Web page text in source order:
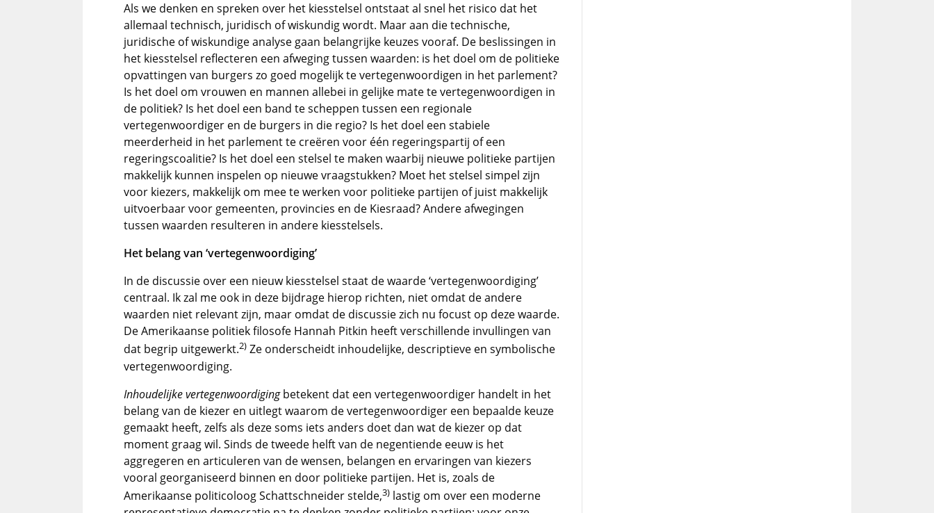
Als we denken en spreken over het kiesstelsel ontstaat al snel het risico dat het
allemaal technisch, juridisch of wiskundig wordt. Maar aan die technische,
juridische of wiskundige analyse gaan belangrijke keuzes vooraf. De beslissingen in
het kiesstelsel reflecteren een afweging tussen waarden: is het doel om de politieke
opvattingen van burgers zo goed mogelijk te vertegenwoordigen in het parlement?
Is het doel om vrouwen en mannen allebei in gelijke mate te vertegenwoordigen in
de politiek? Is het doel een band te scheppen tussen een regionale
vertegenwoordiger en de burgers in die regio? Is het doel een stabiele
meerderheid in het parlement te creëren voor één regeringspartij of een
regeringscoalitie? Is het doel een stelsel te maken waarbij nieuwe politieke partijen
makkelijk kunnen inspelen op nieuwe vraagstukken? Moet het stelsel simpel zijn
voor kiezers, makkelijk om mee te werken voor politieke partijen of juist makkelijk
uitvoerbaar voor gemeenten, provincies en de Kiesraad? Andere afwegingen
tussen waarden resulteren in andere kiesstelsels.
Het belang van ‘vertegenwoordiging’
In de discussie over een nieuw kiesstelsel staat de waarde ‘vertegenwoordiging’
centraal. Ik zal me ook in deze bijdrage hierop richten, niet omdat de andere
waarden niet relevant zijn, maar omdat de discussie zich nu focust op deze waarde.
De Amerikaanse politiek filosofe Hannah Pitkin heeft verschillende invullingen van
dat begrip uitgewerkt.2) Ze onderscheidt inhoudelijke, descriptieve en symbolische
vertegenwoordiging.
Inhoudelijke vertegenwoordigingbetekent dat een vertegenwoordiger handelt in het
belang van de kiezer en uitlegt waarom de vertegenwoordiger een bepaalde keuze
gemaakt heeft, zelfs als deze soms iets anders doet dan wat de kiezer op dat
moment graag wil. Sinds de tweede helft van de negentiende eeuw is het
aggregeren en articuleren van de wensen, belangen en ervaringen van kiezers
vooral georganiseerd binnen en door politieke partijen. Het is, zoals de
Amerikaanse politicoloog Schattschneider stelde,3) lastig om over een moderne